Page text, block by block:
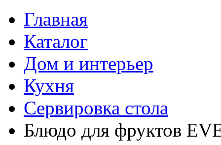
Главная
Каталог
Дом и интерьер
Кухня
Сервировка стола
Блюдо для фруктов